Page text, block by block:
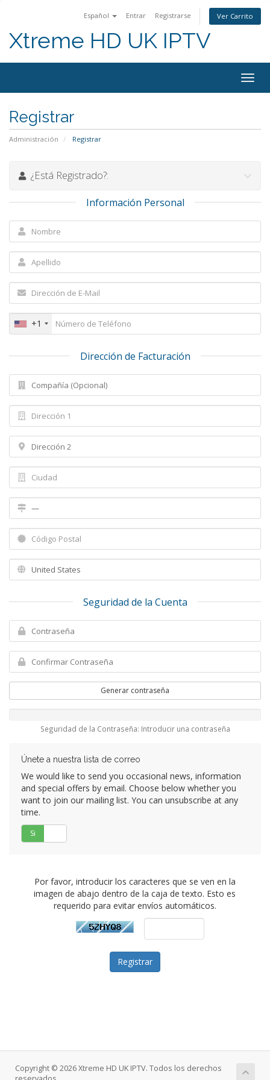
Español Entrar Registrarse Ver Carrito
Xtreme HD UK IPTV
Registrar
Administración Registrar
¿Está Registrado?:
Información Personal
+1
Dirección de Facturación
Seguridad de la Cuenta
Generar contraseña
Seguridad de la Contraseña: Introducir una contraseña
Únete a nuestra lista de correo
We would like to send you occasional news, information
and special offers by email. Choose below whether you
want to join our mailing list. You can unsubscribe at any
time.
Si
Por favor, introducir los caracteres que se ven en la
imagen de abajo dentro de la caja de texto. Esto es
requerido para evitar envíos automáticos.
Copyright © 2026 Xtreme HD UK IPTV. Todos los derechos